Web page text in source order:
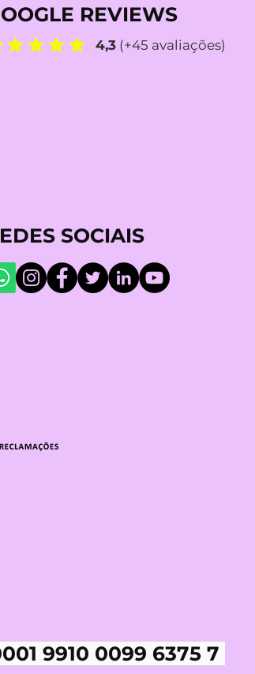
REVIEWS
4,3 (+45 avaliações)
SOCIAIS
9910 0099 6375 7